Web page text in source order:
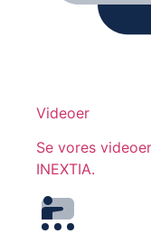
Videoer
Se vores
INEXTIA.